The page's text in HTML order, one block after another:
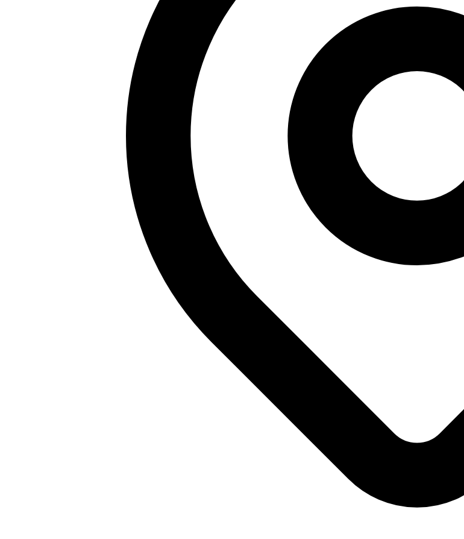
Copy link
Bạn có biết rằng ảnh dương nguyệt cầm đang trở thành xu hướng được nhiều người yêu thích?
hotgirl Dương Nguyệt Cầm. Hãy cùng khám phá ngay để tìm thấy những điều thú vị!
Hy vọng rằng bạn đã tìm thấy những ảnh dương nguyệt cầm ưng ý và độc đáo qua bài viết
bạn mở rộng kiến thức về nghệ thuật. Hãy quay lại để khám phá thêm nhiều nội dung hấp dẫn
Hoài An là chuyên gia hàng đầu về ca dao tục ngữ Việt Nam với hơn 15 năm kinh nghiệm
thuật, nhận Giải thưởng Nghiên cứu Văn hóa Dân gian 2015 và Giải Nhà nước về Văn học Nghệ
Xem tất cả bài viết của tác giả